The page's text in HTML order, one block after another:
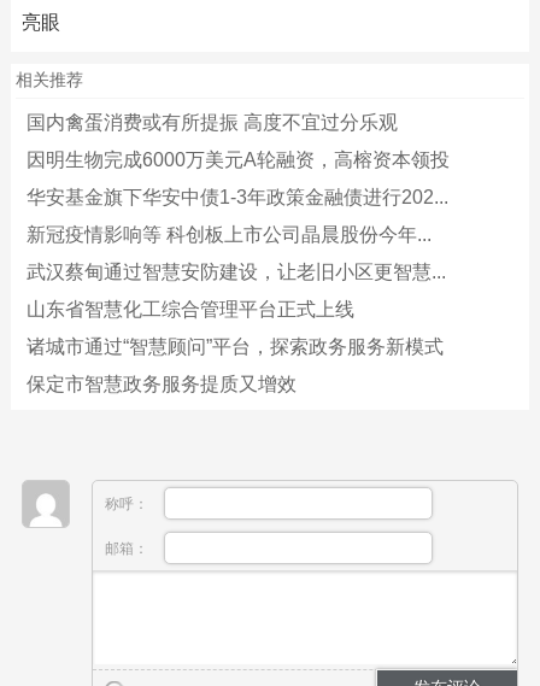
亮眼
相关推荐
国内禽蛋消费或有所提振 高度不宜过分乐观
因明生物完成6000万美元A轮融资，高榕资本领投
华安基金旗下华安中债1-3年政策金融债进行202...
新冠疫情影响等 科创板上市公司晶晨股份今年...
武汉蔡甸通过智慧安防建设，让老旧小区更智慧...
山东省智慧化工综合管理平台正式上线
诸城市通过“智慧顾问”平台，探索政务服务新模式
保定市智慧政务服务提质又增效
称呼：
邮箱：